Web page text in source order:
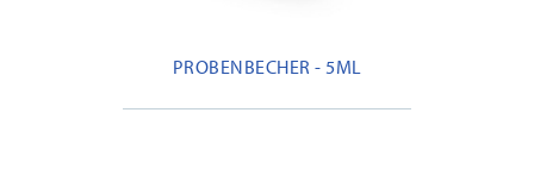
PROBENBECHER - 5ML